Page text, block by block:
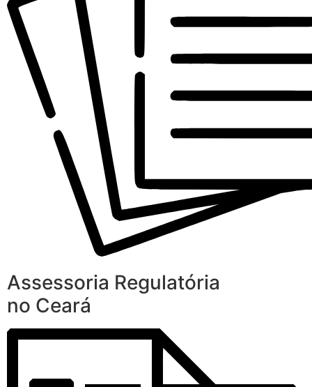
Assessoria Regulatória
no Ceará